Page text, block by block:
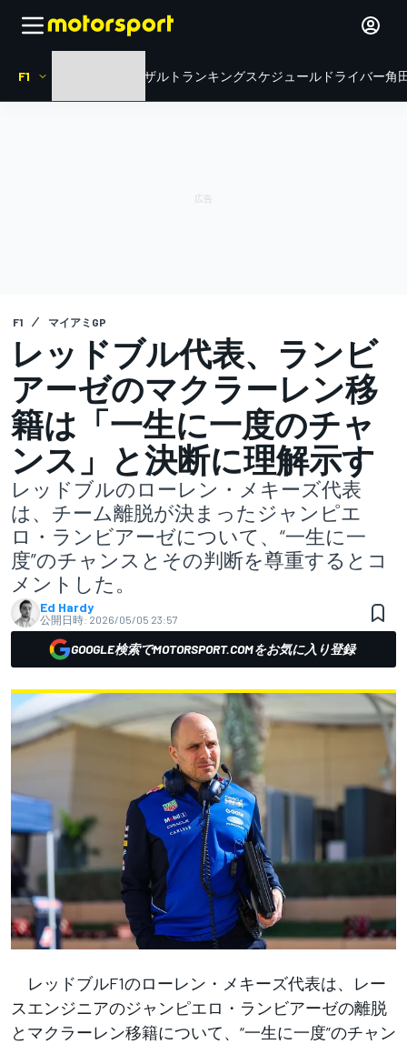
F1 リザルト ランキングスケジュール ドライバー角
F1 マイアミGP
レッドブル代表、ランビ
アーゼのマクラーレン移
籍は「一生に一度のチャ
ンス」と決断に理解示す
レッドブルのローレン・メキーズ代表
は、チーム離脱が決まったジャンピエ
ロ・ランビアーゼについて、“一生に一
度”のチャンスとその判断を尊重するとコ
メントした。
Ed Hardy
公開日時: 2026/05/05 23:57
GOOGLE検索でMOTORSPORT.COMをお気に入り登録
レッドブルF1のローレン・メキーズ代表は、レー
スエンジニアのジャンピエロ・ランビアーゼの離脱
とマクラーレン移籍について、“一生に一度”のチャン